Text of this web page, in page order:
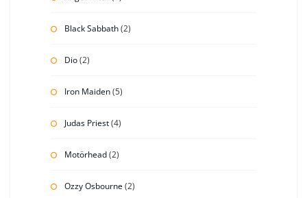
Black Sabbath(2)
Dio(2)
Iron Maiden(5)
Judas Priest(4)
Motörhead(2)
Ozzy Osbourne(2)